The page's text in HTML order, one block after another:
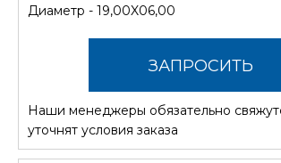
Диаметр - 19,00X06,00
ЗАПРОСИТЬ
СТОИМОСТЬ
Наши менеджеры обязательно
уточнят условия заказа